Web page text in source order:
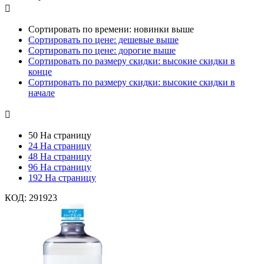

Сортировать по времени: новинки выше
Сортировать по цене: дешевые выше
Сортировать по цене: дорогие выше
Сортировать по размеру скидки: высокие скидки в
конце
Сортировать по размеру скидки: высокие скидки в
начале

50 На страницу
24 На страницу
48 На страницу
96 На страницу
192 На страницу
КОД: 291923